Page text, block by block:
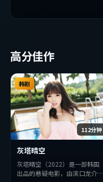
高分佳作
112分钟
韩剧
灰塔晴空
灰塔晴空（2022）是一部韩国
出品的悬疑电影，由滨口龙介执